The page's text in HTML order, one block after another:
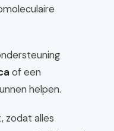
of een
helpen.
zodat alles